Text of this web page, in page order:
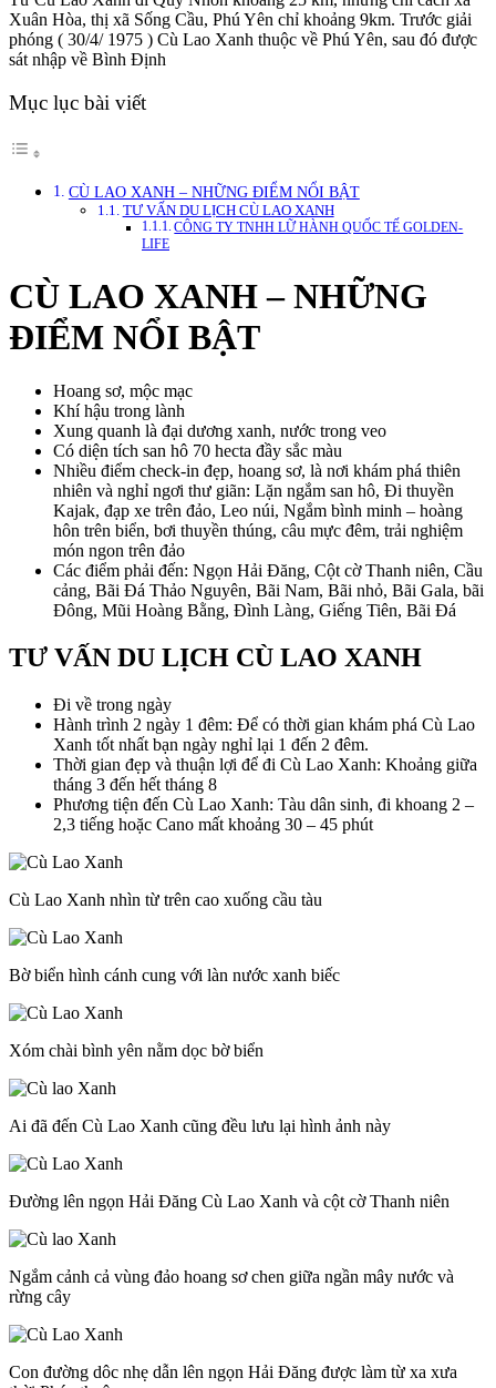
Xuân Hòa, thị xã Sống Cầu, Phú Yên chỉ khoảng 9km. Trước giải
phóng ( 30/4/ 1975 ) Cù Lao Xanh thuộc về Phú Yên, sau đó được
sát nhập về Bình Định
Mục lục bài viết
CÙ LAO XANH – NHỮNG ĐIỂM NỔI BẬT
TƯ VẤN DU LỊCH CÙ LAO XANH
CÔNG TY TNHH LỮ HÀNH QUỐC TẾ GOLDEN-
LIFE
CÙ LAO XANH – NHỮNG
ĐIỂM NỔI BẬT
Hoang sơ, mộc mạc
Khí hậu trong lành
Xung quanh là đại dương xanh, nước trong veo
Có diện tích san hô 70 hecta đầy sắc màu
Nhiều điểm check-in đẹp, hoang sơ, là nơi khám phá thiên
nhiên và nghỉ ngơi thư giãn: Lặn ngắm san hô, Đi thuyền
Kajak, đạp xe trên đảo, Leo núi, Ngắm bình minh – hoàng
hôn trên biển, bơi thuyền thúng, câu mực đêm, trải nghiệm
món ngon trên đảo
Các điểm phải đến: Ngọn Hải Đăng, Cột cờ Thanh niên, Cầu
cảng, Bãi Đá Thảo Nguyên, Bãi Nam, Bãi nhỏ, Bãi Gala, bãi
Đông, Mũi Hoàng Bằng, Đình Làng, Giếng Tiên, Bãi Đá
TƯ VẤN DU LỊCH CÙ LAO XANH
Đi về trong ngày
Hành trình 2 ngày 1 đêm: Để có thời gian khám phá Cù Lao
Xanh tốt nhất bạn ngày nghỉ lại 1 đến 2 đêm.
Thời gian đẹp và thuận lợi để đi Cù Lao Xanh: Khoảng giữa
tháng 3 đến hết tháng 8
Phương tiện đến Cù Lao Xanh: Tàu dân sinh, đi khoang 2 –
2,3 tiếng hoặc Cano mất khoảng 30 – 45 phút
Cù Lao Xanh nhìn từ trên cao xuống cầu tàu
Bờ biển hình cánh cung với làn nước xanh biếc
Xóm chài bình yên nằm dọc bờ biển
Ai đã đến Cù Lao Xanh cũng đều lưu lại hình ảnh này
Đường lên ngọn Hải Đăng Cù Lao Xanh và cột cờ Thanh niên
Ngắm cảnh cả vùng đảo hoang sơ chen giữa ngần mây nước và
rừng cây
Con đường dôc nhẹ dẫn lên ngọn Hải Đăng được làm từ xa xưa